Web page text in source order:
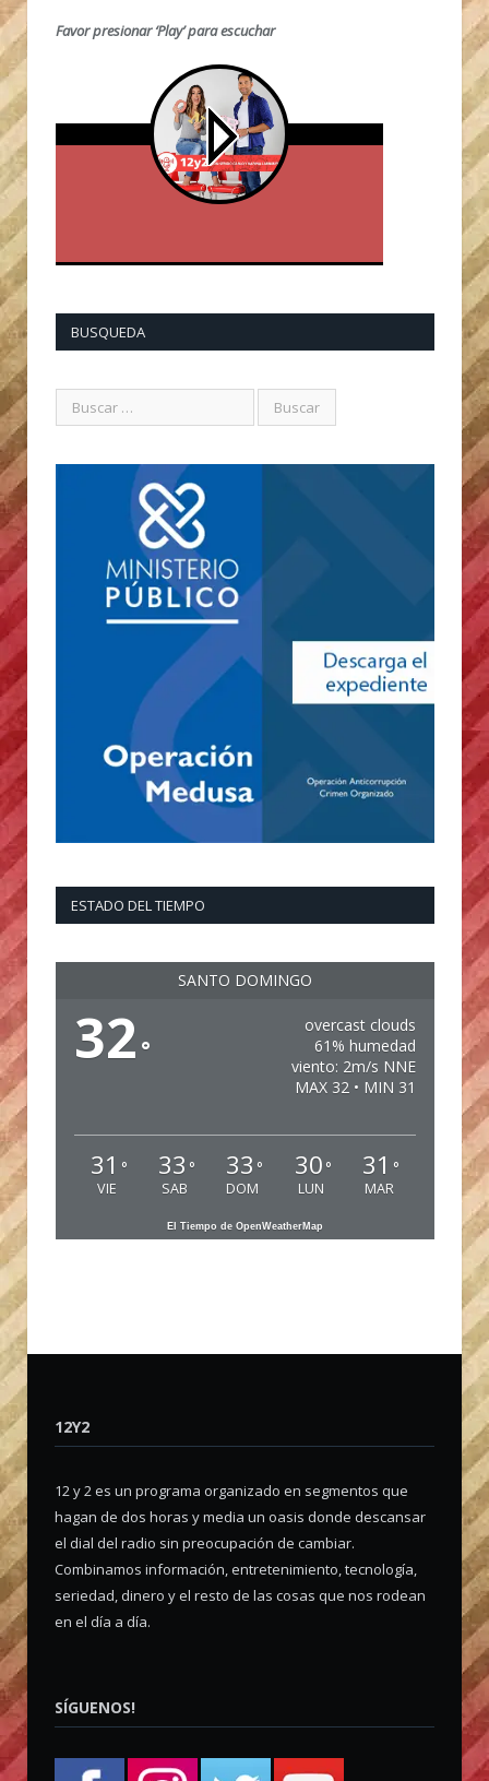
Favor presionar ‘Play’ para escuchar
BUSQUEDA
ESTADO DEL TIEMPO
SANTO DOMINGO
32 °
overcast clouds
61% humedad
viento: 2m/s NNE
MAX 32 • MIN 31
31 °
VIE
33 °
SAB
33 °
DOM
30 °
LUN
31 °
MAR
El Tiempo de OpenWeatherMap
12Y2
12 y 2 es un programa organizado en segmentos que
hagan de dos horas y media un oasis donde descansar
el dial del radio sin preocupación de cambiar.
Combinamos información, entretenimiento, tecnología,
seriedad, dinero y el resto de las cosas que nos rodean
en el día a día.
SÍGUENOS!